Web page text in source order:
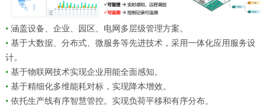
•涵盖设备、企业、园区、电网多层级管理方案。
•基于大数据、分布式、微服务等先进技术，采用一体化应用服务设
计。
•基于物联网技术实现企业用能全面感知。
•基于精细化多维能耗对标，实现降本增效。
•依托生产线有序智慧管控。实现负荷平移和有序分布。